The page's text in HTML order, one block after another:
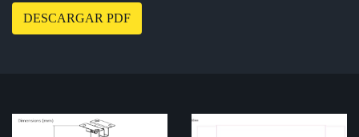
DESCARGAR PDF